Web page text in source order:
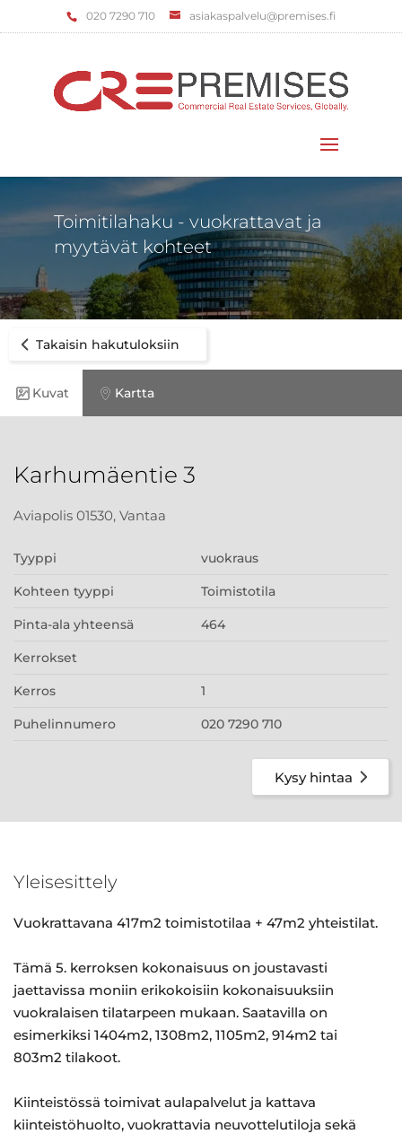
‌020 7290 710 asiakaspalvelu@premises.fi
Toimitilahaku - vuokrattavat ja
myytävät kohteet
Takaisin hakutuloksiin
Kuvat Kartta
Karhumäentie 3
Aviapolis 01530, Vantaa
Tyyppi vuokraus
Kohteen tyyppi Toimistotila
Pinta-ala yhteensä 464
Kerrokset
Kerros 1
Puhelinnumero 020 7290 710
Kysy hintaa
Yleisesittely
Vuokrattavana 417m2 toimistotilaa + 47m2 yhteistilat.
Tämä 5. kerroksen kokonaisuus on joustavasti
jaettavissa moniin erikokoisiin kokonaisuuksiin
vuokralaisen tilatarpeen mukaan. Saatavilla on
esimerkiksi 1404m2, 1308m2, 1105m2, 914m2 tai
803m2 tilakoot.
Kiinteistössä toimivat aulapalvelut ja kattava
kiinteistöhuolto, vuokrattavia neuvottelutiloja sekä